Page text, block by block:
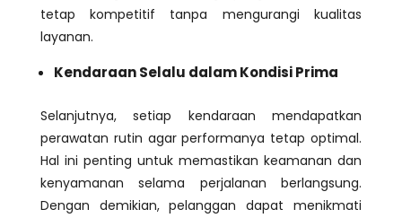
tetap kompetitif tanpa mengurangi kualitas
layanan.
Kendaraan Selalu dalam Kondisi Prima
Selanjutnya, setiap kendaraan mendapatkan
perawatan rutin agar performanya tetap optimal.
Hal ini penting untuk memastikan keamanan dan
kenyamanan selama perjalanan berlangsung.
Dengan demikian, pelanggan dapat menikmati